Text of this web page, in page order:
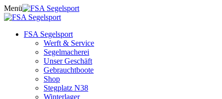
Skip
to
Menü
FSA Segelsport
Werft & Service
Segelmacherei
Unser Geschäft
Gebrauchtboote
Shop
Stegplatz N38
Winterlager